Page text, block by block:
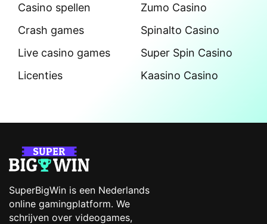
Casino spellen
Crash games
Live casino games
Licenties
Zumo Casino
Spinalto Casino
Super Spin Casino
Kaasino Casino
SuperBigWin is een Nederlands
online gamingplatform. We
schrijven over videogames,